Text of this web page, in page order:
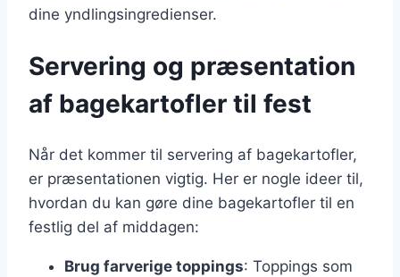
dine yndlingsingredienser.
Servering og præsentation
af bagekartofler til fest
Når det kommer til servering af bagekartofler,
er præsentationen vigtig. Her er nogle ideer til,
hvordan du kan gøre dine bagekartofler til en
festlig del af middagen:
Brug farverige toppings: Toppings som